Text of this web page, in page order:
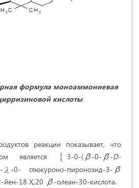
формула моноаммониевая
кислоты
реакции показывает, что
является
3-0-( -0- -D-
-0- глюкуроно-пиронозид-3-
йен-18 Ҳ,20
-олеан-30-кислота.